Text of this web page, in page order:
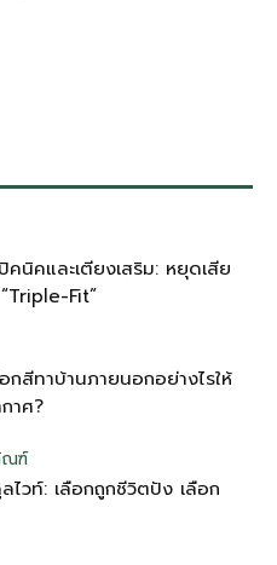
นิคและเตียงเสริม: หยุดเสีย
Fit”
สีทาบ้านภายนอกอย่างไรให้
าศ?
ณฑ์
ไวท์: เลือกถูกชีวิตปัง เลือก